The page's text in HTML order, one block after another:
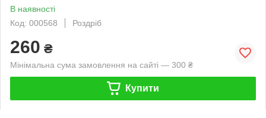
В наявності
Код: 000568
Роздріб
260 ₴
Мінімальна сума замовлення на сайті — 300 ₴
Купити